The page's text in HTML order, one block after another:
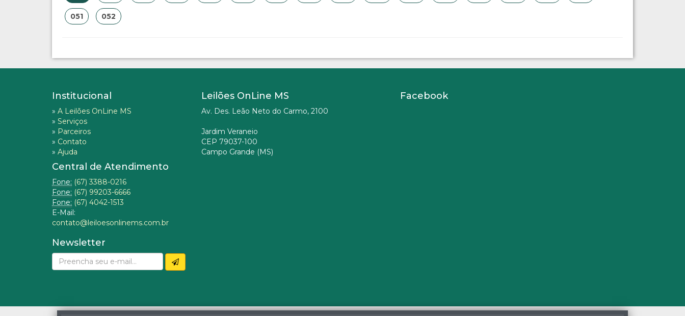
051 052
Institucional
» A Leilões OnLine MS
» Serviços
» Parceiros
» Contato
» Ajuda
Central de Atendimento
Fone: (67) 3388-0216
Fone: (67) 99203-6666
Fone: (67) 4042-1513
E-Mail:
contato@leiloesonlinems.com.br
Newsletter
Leilões OnLine MS
Av. Des. Leão Neto do Carmo, 2100
Jardim Veraneio
CEP 79037-100
Campo Grande (MS)
Facebook